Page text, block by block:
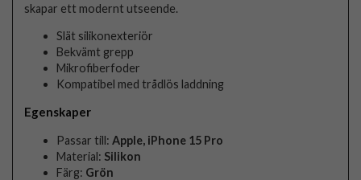
skapar ett modernt utseende.
Slät silikonexteriör
Bekvämt grepp
Mikrofiberfoder
Kompatibel med trådlös laddning
Egenskaper
Passar till:Apple, iPhone 15 Pro
Material: Silikon
Färg: Grön